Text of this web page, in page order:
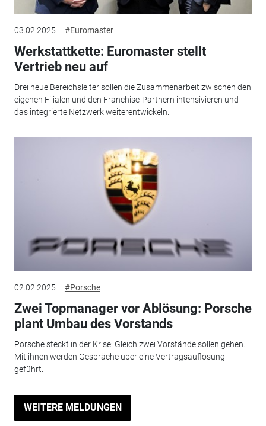
03.02.2025 #Euromaster
Werkstattkette: Euromaster stellt
Vertrieb neu auf
Drei neue Bereichsleiter sollen die Zusammenarbeit zwischen den
eigenen Filialen und den Franchise-Partnern intensivieren und
das integrierte Netzwerk weiterentwickeln.
02.02.2025 #Porsche
Zwei Topmanager vor Ablösung: Porsche
plant Umbau des Vorstands
Porsche steckt in der Krise: Gleich zwei Vorstände sollen gehen.
Mit ihnen werden Gespräche über eine Vertragsauflösung
geführt.
WEITERE MELDUNGEN